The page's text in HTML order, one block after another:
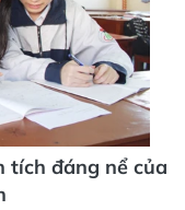
tích đáng nể của